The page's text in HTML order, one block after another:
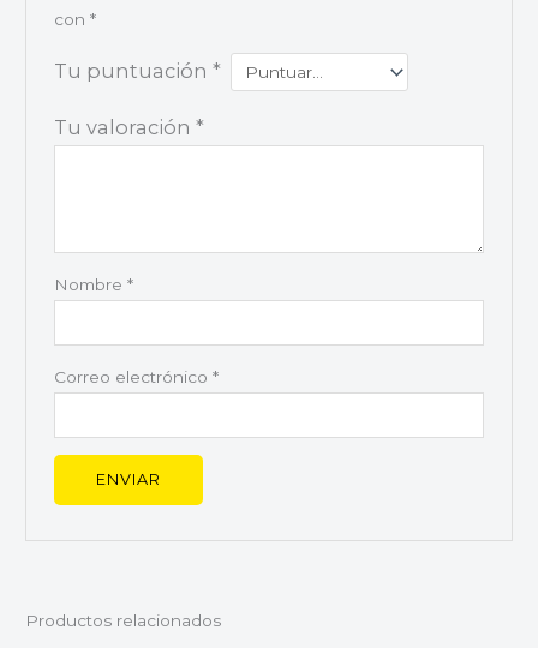
con *
Tu puntuación *
Tu valoración *
Nombre *
Correo electrónico *
Productos relacionados